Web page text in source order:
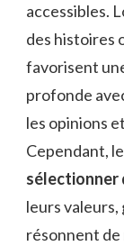
accessibles.
des histoires
favorisent
profonde
les opinions
Cependant,
sélectionner
leurs valeurs,
résonnent de